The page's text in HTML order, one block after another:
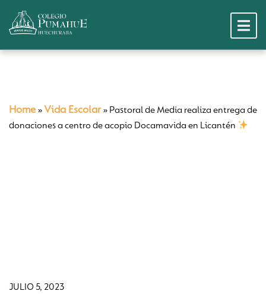
Home » Vida Escolar» Pastoral de Media realiza entrega de
donaciones a centro de acopio Docamavida en Licantén
JULIO 5, 2023